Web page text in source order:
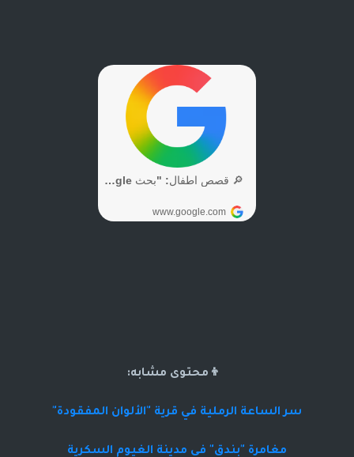
👦محتوى مشابه:
سر الساعة الرملية في قرية "الألوان المفقودة"
مغامرة "بندق" في مدينة الغيوم السكرية